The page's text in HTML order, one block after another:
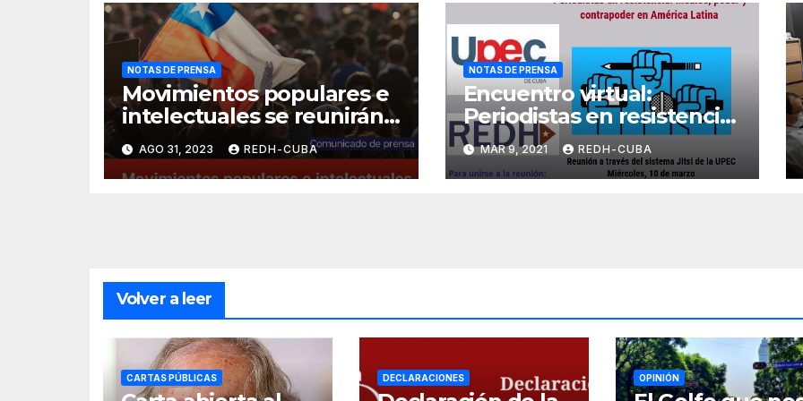
NOTAS DE PRENSA
Movimientos populares e
intelectuales se reunirán
en Santiago de Chile para
debatir la crisis de la
humanidad
AGO 31, 2023 REDH-CUBA
NOTAS DE PRENSA
Encuentro virtual:
Periodistas en resistencia:
Medios, poder y
contrapoder en América
Latina
MAR 9, 2021 REDH-CUBA
Volver a leer
CARTAS PÚBLICAS DECLARACIONES OPINIÓN